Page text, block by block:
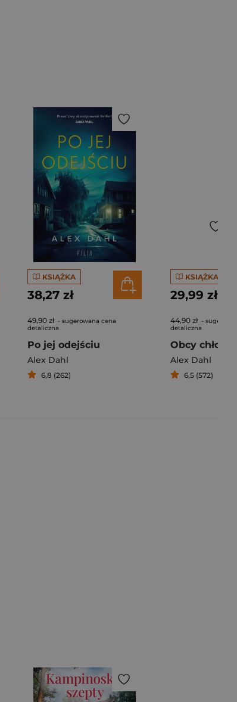
KSIĄŻKA
38,27 zł
49,90 zł - sugerowana cena
detaliczna
Po jej odejściu
Alex Dahl
6,8 (262)
KSIĄŻKA
29,99 zł
44,90 zł -
detaliczna
Obcy
Alex Dahl
6,5 (572)